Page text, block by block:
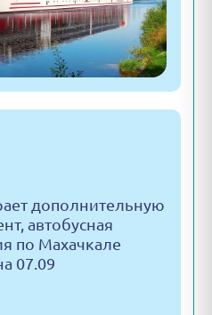
дополнительную
автобусная
по Махачкале
07.09